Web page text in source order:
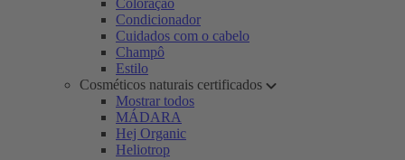
Coloração
Condicionador
Cuidados com o cabelo
Champô
Estilo
Cosméticos naturais certificados
Mostrar todos
MÁDARA
Hej Organic
Heliotrop